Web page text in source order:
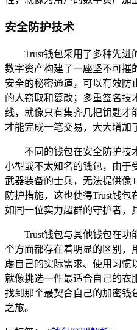
安全防护技术
Trust钱包采用了多种先进
数字资产构建了一座坚不可摧
安全的秘密通道，可以有效防
的人窃取和篡改；多重签名技
线，就像只有集齐几把钥匙才
才能完成一笔交易，大大增加
不同的钱包在安全防护技
小型或不太知名的钱包，由于
武器装备的士兵，无法提供像
防护措施，这也使得Trust钱包
如同一位实力超群的守护者，
Trust钱包与其他钱包在功
个方面都存在着明显的区别，
虑自己的实际需求、使用习惯
就像挑选一件最适合自己的衣
找到那个最契合自己的加密钱
之旅。